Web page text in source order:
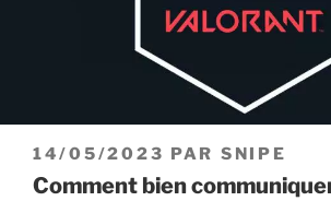
PUBLIÉ
LE
14/05/2023 PAR SNIPE
Comment bien